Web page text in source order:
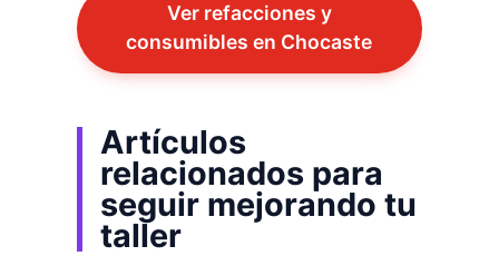
Ver refacciones y
consumibles en Chocaste
Artículos
relacionados para
seguir mejorando tu
taller